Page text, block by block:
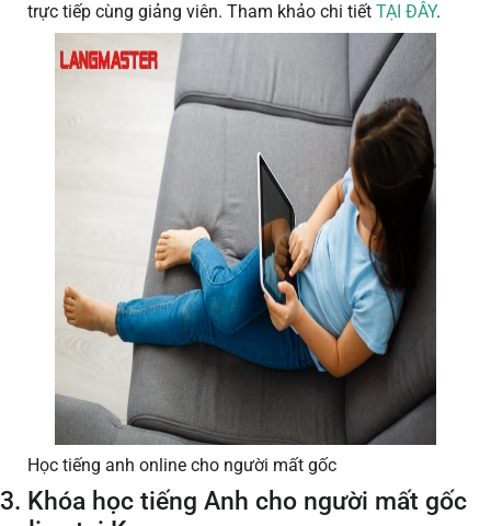
trực tiếp cùng giảng viên. Tham khảo chi tiết TẠI ĐÂY.
Học tiếng anh online cho người mất gốc
3. Khóa học tiếng Anh cho người mất gốc